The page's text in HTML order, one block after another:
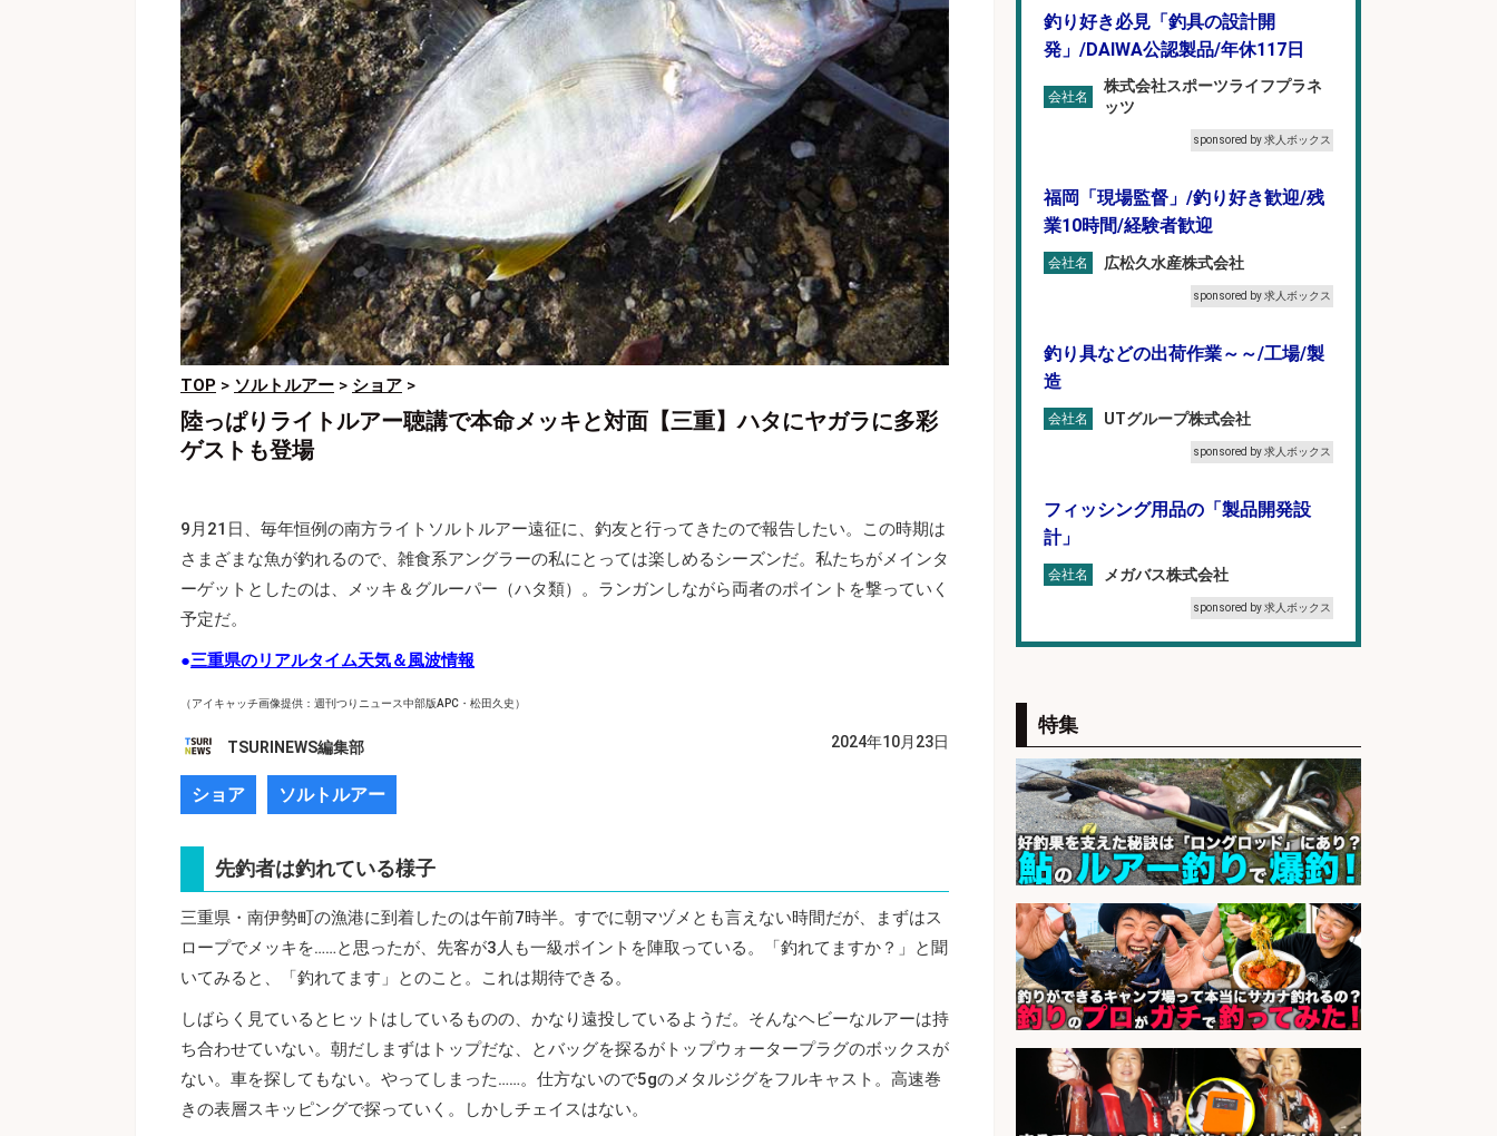
TOP > ソルトルアー > ショア >
陸っぱりライトルアー聴講で本命メッキと対面【三重】ハタにヤガラに多彩
ゲストも登場
9月21日、毎年恒例の南方ライトソルトルアー遠征に、釣友と行ってきたので報告したい。この時期は
さまざまな魚が釣れるので、雑食系アングラーの私にとっては楽しめるシーズンだ。私たちがメインタ
ーゲットとしたのは、メッキ＆グルーパー（ハタ類）。ランガンしながら両者のポイントを撃っていく
予定だ。
●三重県のリアルタイム天気＆風波情報
（アイキャッチ画像提供：週刊つりニュース中部版APC・松田久史）
TSURINEWS編集部 2024年10月23日
ショア ソルトルアー
先釣者は釣れている様子
三重県・南伊勢町の漁港に到着したのは午前7時半。すでに朝マヅメとも言えない時間だが、まずはス
ロープでメッキを……と思ったが、先客が3人も一級ポイントを陣取っている。「釣れてますか？」と聞
いてみると、「釣れてます」とのこと。これは期待できる。
しばらく見ているとヒットはしているものの、かなり遠投しているようだ。そんなヘビーなルアーは持
ち合わせていない。朝だしまずはトップだな、とバッグを探るがトップウォータープラグのボックスが
ない。車を探してもない。やってしまった……。仕方ないので5gのメタルジグをフルキャスト。高速巻
きの表層スキッピングで探っていく。しかしチェイスはない。
釣り好き必見「釣具の設計開
発」/DAIWA公認製品/年休117日
会社名
株式会社スポーツライフプラネ
ッツ
sponsored by 求人ボックス
福岡「現場監督」/釣り好き歓迎/残
業10時間/経験者歓迎
会社名 広松久水産株式会社
sponsored by 求人ボックス
釣り具などの出荷作業～～/工場/製
造
会社名 UTグループ株式会社
sponsored by 求人ボックス
フィッシング用品の「製品開発設
計」
会社名 メガバス株式会社
sponsored by 求人ボックス
週4日から勤務OK/希望休が取得で
きる
会社名 株式会社ホットスタッフ五日市
sponsored by 求人ボックス
EC事業責任者候補/飲食業界向け
SaaS企業「魚ぽち」/東証グロース
市場上場
会社名 株式会社フーディソン
sponsored by 求人ボックス
魚の「バイヤー」貴方の目利きでヒ
ットを生む、裁量バイヤー募集
会社名 株式会社コムライン
特集